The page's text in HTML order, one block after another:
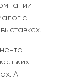
с
А